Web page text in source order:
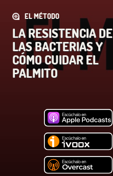
EL MÉTODO
LA RESISTENCIA DE
LAS BACTERIAS Y
CÓMO CUIDAR EL
PALMITO